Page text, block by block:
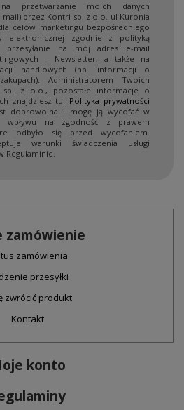
przetwarzanie moich danych
przez Kontri sp. z o.o. ul Kuronia
celów marketingu bezpośredniego
elektronicznej zgodnie z polityką
przesyłanie na mój adres e-mail
- Newsletter, a także na
handlowych (np. informacji o
Administratorem Twoich
z o.o., pozostałe informacje o
znajdziesz tu: Polityka prywatności
dobrowolna i mogę ją wycofać w
wpływu na zgodność z prawem
odbyło się przed wycofaniem.
warunki świadczenia usługi
Regulaminie.
zamówienie
zamówienia
przesyłki
zwrócić produkt
Kontakt
konto